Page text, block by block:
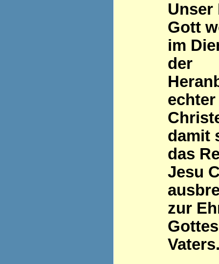
Unser
Gott
im
der
echter
damit
das
Jesu
zur